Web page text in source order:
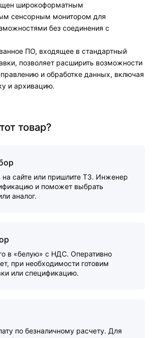
широкоформатным
сенсорным монитором для
без соединения с
ПО, входящее в стандартный
позволяет расширить возможности
и обработке данных, включая
и архивацию.
товар?
на сайте или пришлите ТЗ. Инженер
и поможет выбрать
аналог.
в «белую» с НДС. Оперативно
при необходимости готовим
или спецификацию.
по безналичному расчету. Для